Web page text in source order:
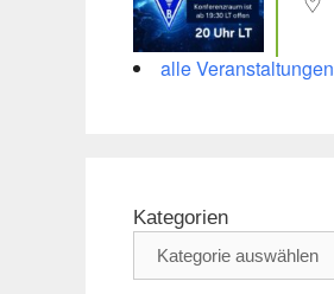
alle Veranstaltungen
Kategorien